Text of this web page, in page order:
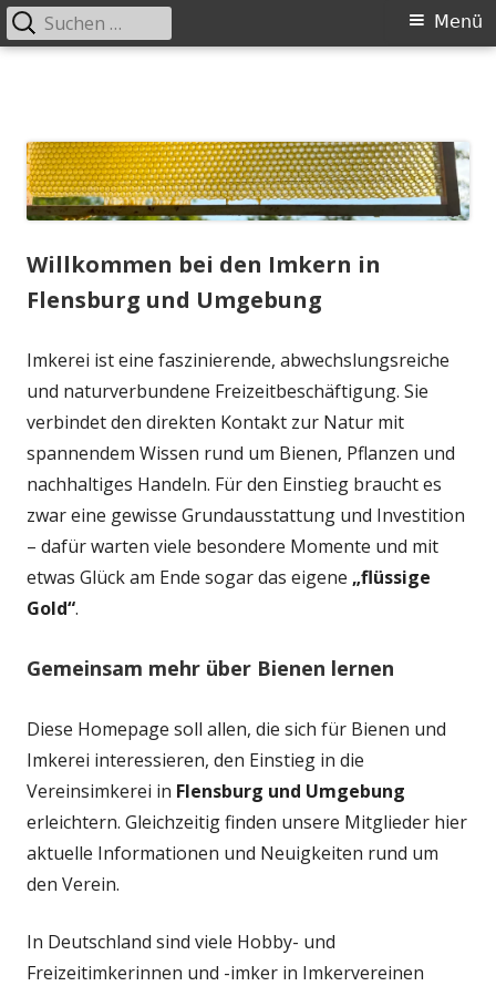
Primäres
Menü
Suchen
nach:
Willkommen bei den Imkern in
Flensburg und Umgebung
Imkerei ist eine faszinierende, abwechslungsreiche
und naturverbundene Freizeitbeschäftigung. Sie
verbindet den direkten Kontakt zur Natur mit
spannendem Wissen rund um Bienen, Pflanzen und
nachhaltiges Handeln. Für den Einstieg braucht es
zwar eine gewisse Grundausstattung und Investition
– dafür warten viele besondere Momente und mit
etwas Glück am Ende sogar das eigene „flüssige
Gold“.
Gemeinsam mehr über Bienen lernen
Diese Homepage soll allen, die sich für Bienen und
Imkerei interessieren, den Einstieg in die
Vereinsimkerei in Flensburg und Umgebung
erleichtern. Gleichzeitig finden unsere Mitglieder hier
aktuelle Informationen und Neuigkeiten rund um
den Verein.
In Deutschland sind viele Hobby- und
Freizeitimkerinnen und -imker in Imkervereinen